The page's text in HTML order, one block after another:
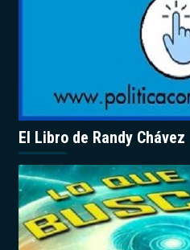
El Libro de Randy Chávez